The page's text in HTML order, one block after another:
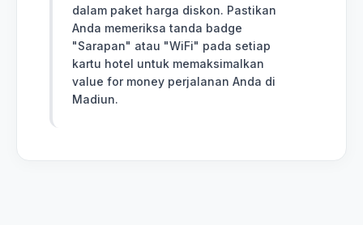
dalam paket harga diskon. Pastikan
Anda memeriksa tanda badge
"Sarapan" atau "WiFi" pada setiap
kartu hotel untuk memaksimalkan
value for money perjalanan Anda di
Madiun.